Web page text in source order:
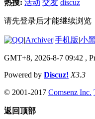
热搜: 活动 交友 discuz
请先登录后才能继续浏览
|Archiver|手机版|小
GMT+8, 2026-8-7 09:42 ,
Powered by Discuz! X3.3
© 2001-2017 Comsenz Inc.
返回顶部